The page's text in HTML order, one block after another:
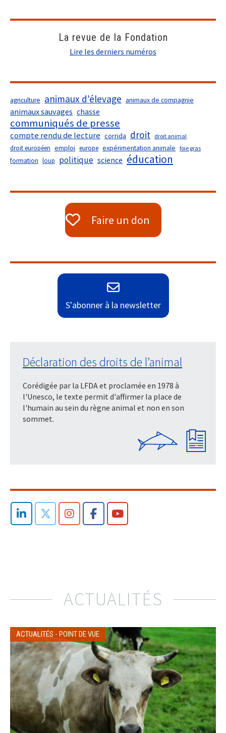
La revue de la Fondation
Lire les derniers numéros
agriculture animaux d'élevage animaux de compagnie
animaux sauvages chasse
communiqués de presse
compte rendu de lecture corrida droit droit animal
droit européen emploi europe expérimentation animale foie gras
formation loup politique science éducation
Faire un don
S'abonner à la newsletter
Déclaration des droits de l’animal
Corédigée par la LFDA et proclamée en 1978 à
l'Unesco, le texte permit d'affirmer la place de
l'humain au sein du règne animal et non en son
sommet.
ACTUALITÉS
ACTUALITÉS - POINT DE VUE